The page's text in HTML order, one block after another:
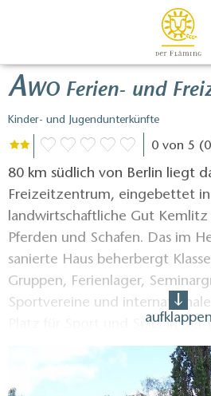
AWO Ferien- und
Kinder- und Jugendunterkünfte
0 von 5
80 km südlich von Berlin liegt
Freizeitzentrum, eingebettet in
landwirtschaftliche Gut
Pferden und Schafen. Das im
sanierte Haus beherbergt
Gruppen, Ferienlager,
Sportvereine und
Platz für Sport und Spiel in der
Partner der BzgA im Projekt
Klassenfahrten - Bewegung,
wie!".
aufklappen